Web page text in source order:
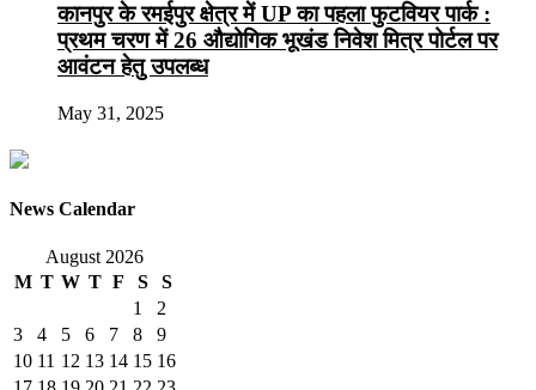
कानपुर के रमईपुर क्षेत्र में UP का पहला फुटवियर पार्क :
प्रथम चरण में 26 औद्योगिक भूखंड निवेश मित्र पोर्टल पर
आवंटन हेतु उपलब्ध
May 31, 2025
News Calendar
August 2026
M T W T F S
S
1
2
3
4 5 6 7 8
9
10 11 12 13 14 15 16